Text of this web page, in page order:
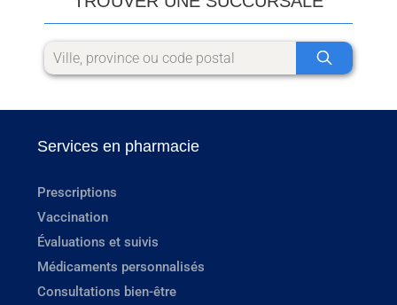
Services en pharmacie
Prescriptions
Vaccination
Évaluations et suivis
Médicaments personnalisés
Consultations bien-être